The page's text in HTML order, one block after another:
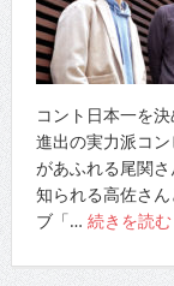
進出の実力派コ
があふれる尾関
知られる高佐さ
ブ「…続きを読